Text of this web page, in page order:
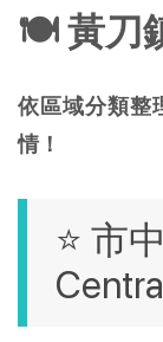
Old
🍽️ 黃刀
依區域分類整
情！
⭐ 市